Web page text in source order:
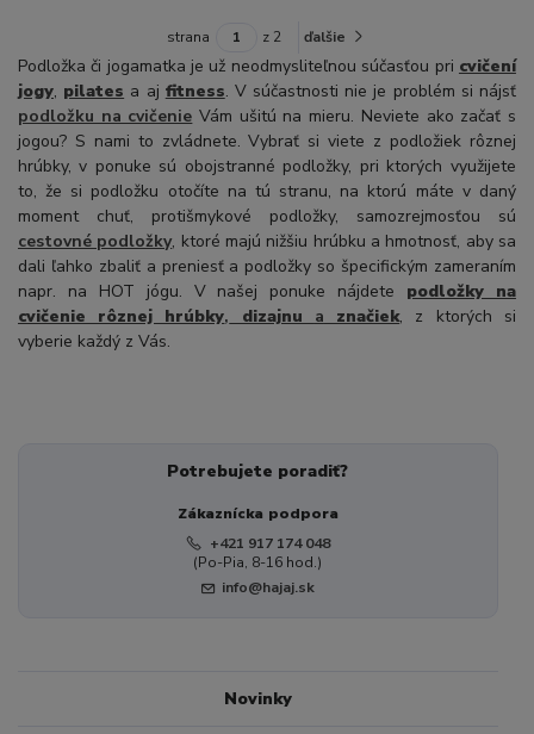
strana z 2 ďalšie
Podložka či jogamatka je už neodmysliteľnou súčasťou pri cvičení
jogy, pilates a aj fitness. V súčastnosti nie je problém si nájsť
podložku na cvičenie Vám ušitú na mieru. Neviete ako začať s
jogou? S nami to zvládnete. Vybrať si viete z podložiek rôznej
hrúbky, v ponuke sú obojstranné podložky, pri ktorých využijete
to, že si podložku otočíte na tú stranu, na ktorú máte v daný
moment chuť, protišmykové podložky, samozrejmosťou sú
cestovné podložky, ktoré majú nižšiu hrúbku a hmotnosť, aby sa
dali ľahko zbaliť a preniesť a podložky so špecifickým zameraním
napr. na HOT jógu. V našej ponuke nájdete podložky na
cvičenie rôznej hrúbky, dizajnu a značiek, z ktorých si
vyberie každý z Vás.
Potrebujete poradiť?
Zákaznícka podpora
+421 917 174 048
(Po-Pia, 8-16 hod.)
info@hajaj.sk
Novinky